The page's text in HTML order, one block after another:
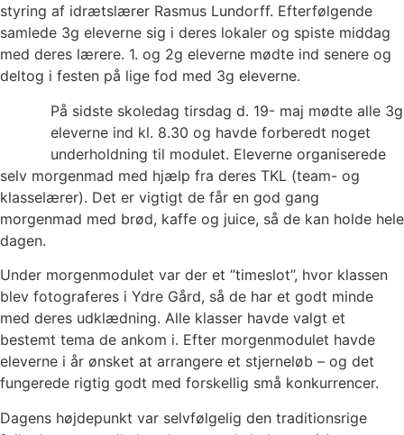
styring af idrætslærer Rasmus Lundorff. Efterfølgende
samlede 3g eleverne sig i deres lokaler og spiste middag
med deres lærere. 1. og 2g eleverne mødte ind senere og
deltog i festen på lige fod med 3g eleverne.
På sidste skoledag tirsdag d. 19- maj mødte alle 3g
eleverne ind kl. 8.30 og havde forberedt noget
underholdning til modulet. Eleverne organiserede
selv morgenmad med hjælp fra deres TKL (team- og
klasselærer). Det er vigtigt de får en god gang
morgenmad med brød, kaffe og juice, så de kan holde hele
dagen.
Under morgenmodulet var der et ”timeslot”, hvor klassen
blev fotograferes i Ydre Gård, så de har et godt minde
med deres udklædning. Alle klasser havde valgt et
bestemt tema de ankom i. Efter morgenmodulet havde
eleverne i år ønsket at arrangere et stjerneløb – og det
fungerede rigtig godt med forskellig små konkurrencer.
Dagens højdepunkt var selvfølgelig den traditionsrige